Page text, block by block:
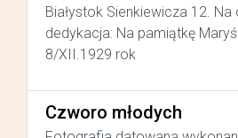
Białystok Sienkiewicza 12.
dedykacja: Na pamiątkę
8/XII.1929 rok
Czworo młodych